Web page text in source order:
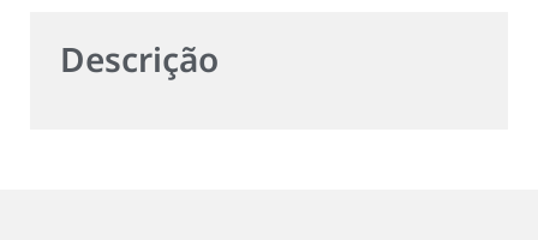
Descrição